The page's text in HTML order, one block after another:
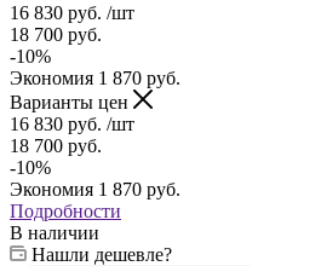
16 830 руб. /шт
18 700 руб.
-10%
Экономия 1 870 руб.
Варианты цен
16 830 руб. /шт
18 700 руб.
-10%
Экономия 1 870 руб.
Подробности
В наличии
Нашли дешевле?